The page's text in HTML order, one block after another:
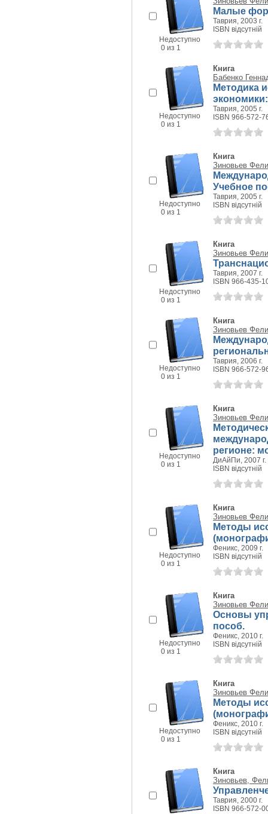
Недоступно
0 из 1
Малые
Таврия, 2003 г.
ISBN відсутній
Недоступно
0 из 1
Книга
Бабенко
Методика
Таврия, 2005 г.
ISBN 966-572-
Недоступно
0 из 1
Книга
Зиновьев
Учебное
Таврия, 2005 г.
ISBN відсутній
Недоступно
0 из 1
Книга
Зиновьев
Таврия, 2007 г.
ISBN 966-435-
Недоступно
0 из 1
Книга
Зиновьев
Таврия, 2006 г.
ISBN 966-572-
Недоступно
0 из 1
Книга
Зиновьев
регионе:
ДиАйПи, 2007 г.
ISBN відсутній
Недоступно
0 из 1
Книга
Зиновьев
Методы
Феникс, 2009 г.
ISBN відсутній
Недоступно
0 из 1
Книга
Зиновьев
Основы
пособ.
Феникс, 2010 г.
ISBN відсутній
Недоступно
0 из 1
Книга
Зиновьев
Методы
Феникс, 2010 г.
ISBN відсутній
Книга
Зиновьев,
Таврия, 2000 г.
ISBN 966-572-